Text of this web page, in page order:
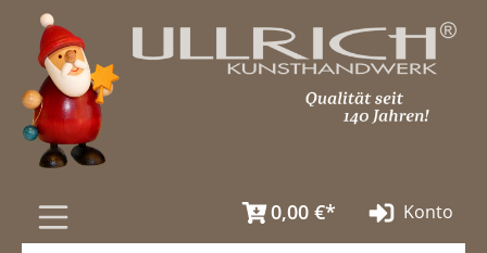
Zum Hauptinhalt springen
0,00 €* Konto